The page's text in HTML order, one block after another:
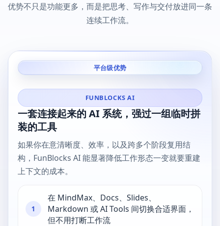
优势不只是功能更多，而是把思考、写作与交付放进同一条
连续工作流。
平台级优势
FUNBLOCKS AI
一套连接起来的 AI 系统，强过一组临时拼
装的工具
如果你在意清晰度、效率，以及跨多个阶段复用结
构，FunBlocks AI 能显著降低工作形态一变就要重建
上下文的成本。
1
在 MindMax、Docs、Slides、
Markdown 或 AI Tools 间切换合适界面，
但不用打断工作流